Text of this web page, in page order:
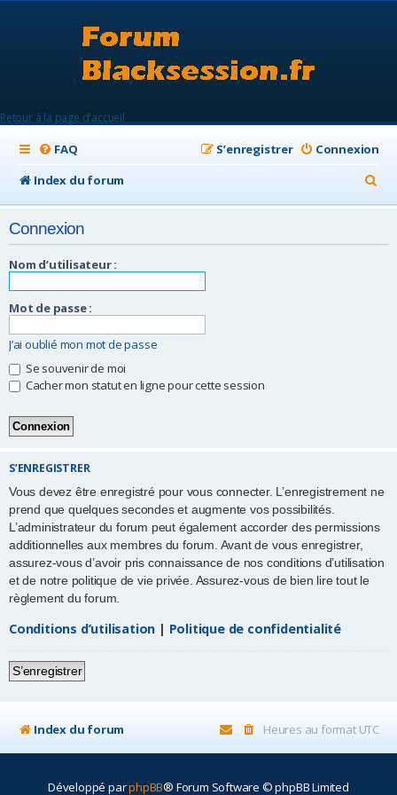
Retour à la page d'accueil
FAQ Connexion
S’enregistrer
Index du forum
e
Connexion
Nom d’utilisateur :
Mot de passe :
J’ai oublié mon mot de passe
Se souvenir de moi
Cacher mon statut en ligne pour cette session
S’ENREGISTRER
Vous devez être enregistré pour vous connecter. L’enregistrement ne
prend que quelques secondes et augmente vos possibilités.
L’administrateur du forum peut également accorder des permissions
additionnelles aux membres du forum. Avant de vous enregistrer,
assurez-vous d’avoir pris connaissance de nos conditions d’utilisation
et de notre politique de vie privée. Assurez-vous de bien lire tout le
règlement du forum.
Conditions d’utilisation | Politique de confidentialité
S’enregistrer
Index du forum Heures au format UTC
Développé parphpBB® Forum Software © phpBB Limited